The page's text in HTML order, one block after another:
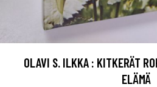
OLAVI S. ILKKA : KITKERÄT
ELÄMÄ